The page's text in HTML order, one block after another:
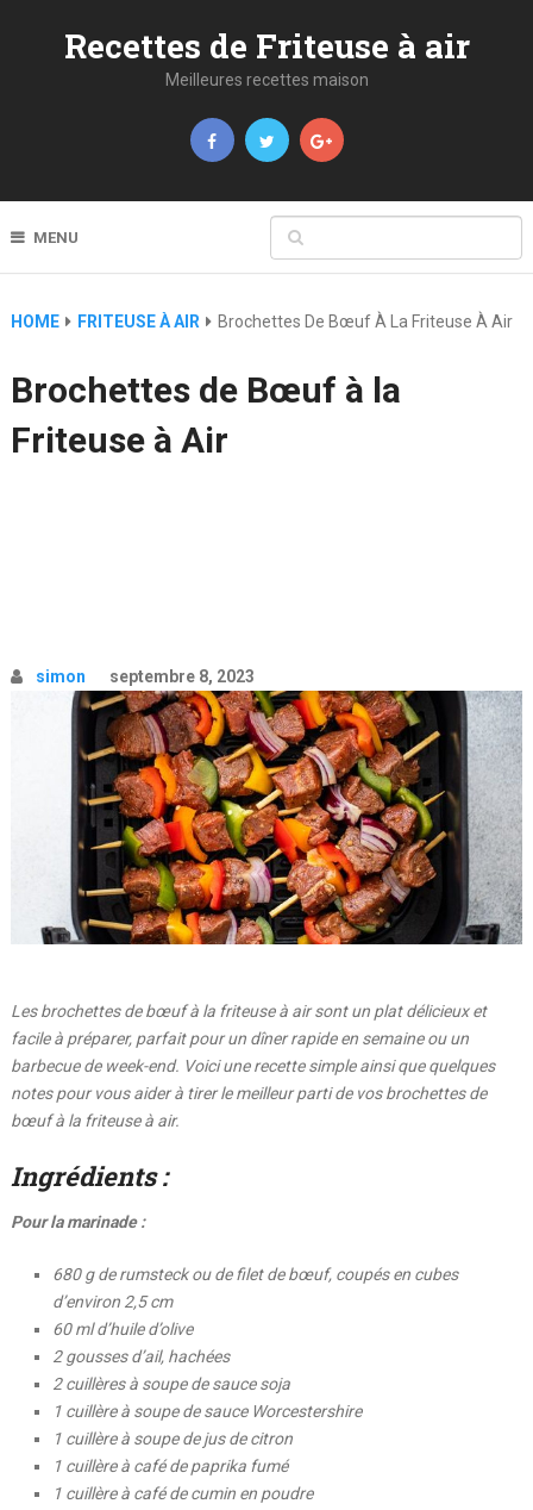
Recettes de Friteuse à air
Meilleures recettes maison
MENU
HOME FRITEUSE À AIR Brochettes De Bœuf À La Friteuse À Air
Brochettes de Bœuf à la
Friteuse à Air
simon septembre 8, 2023
Les brochettes de bœuf à la friteuse à air sont un plat délicieux et
facile à préparer, parfait pour un dîner rapide en semaine ou un
barbecue de week-end. Voici une recette simple ainsi que quelques
notes pour vous aider à tirer le meilleur parti de vos brochettes de
bœuf à la friteuse à air.
Ingrédients :
Pour la marinade :
680 g de rumsteck ou de filet de bœuf, coupés en cubes
d’environ 2,5 cm
60 ml d’huile d’olive
2 gousses d’ail, hachées
2 cuillères à soupe de sauce soja
1 cuillère à soupe de sauce Worcestershire
1 cuillère à soupe de jus de citron
1 cuillère à café de paprika fumé
1 cuillère à café de cumin en poudre